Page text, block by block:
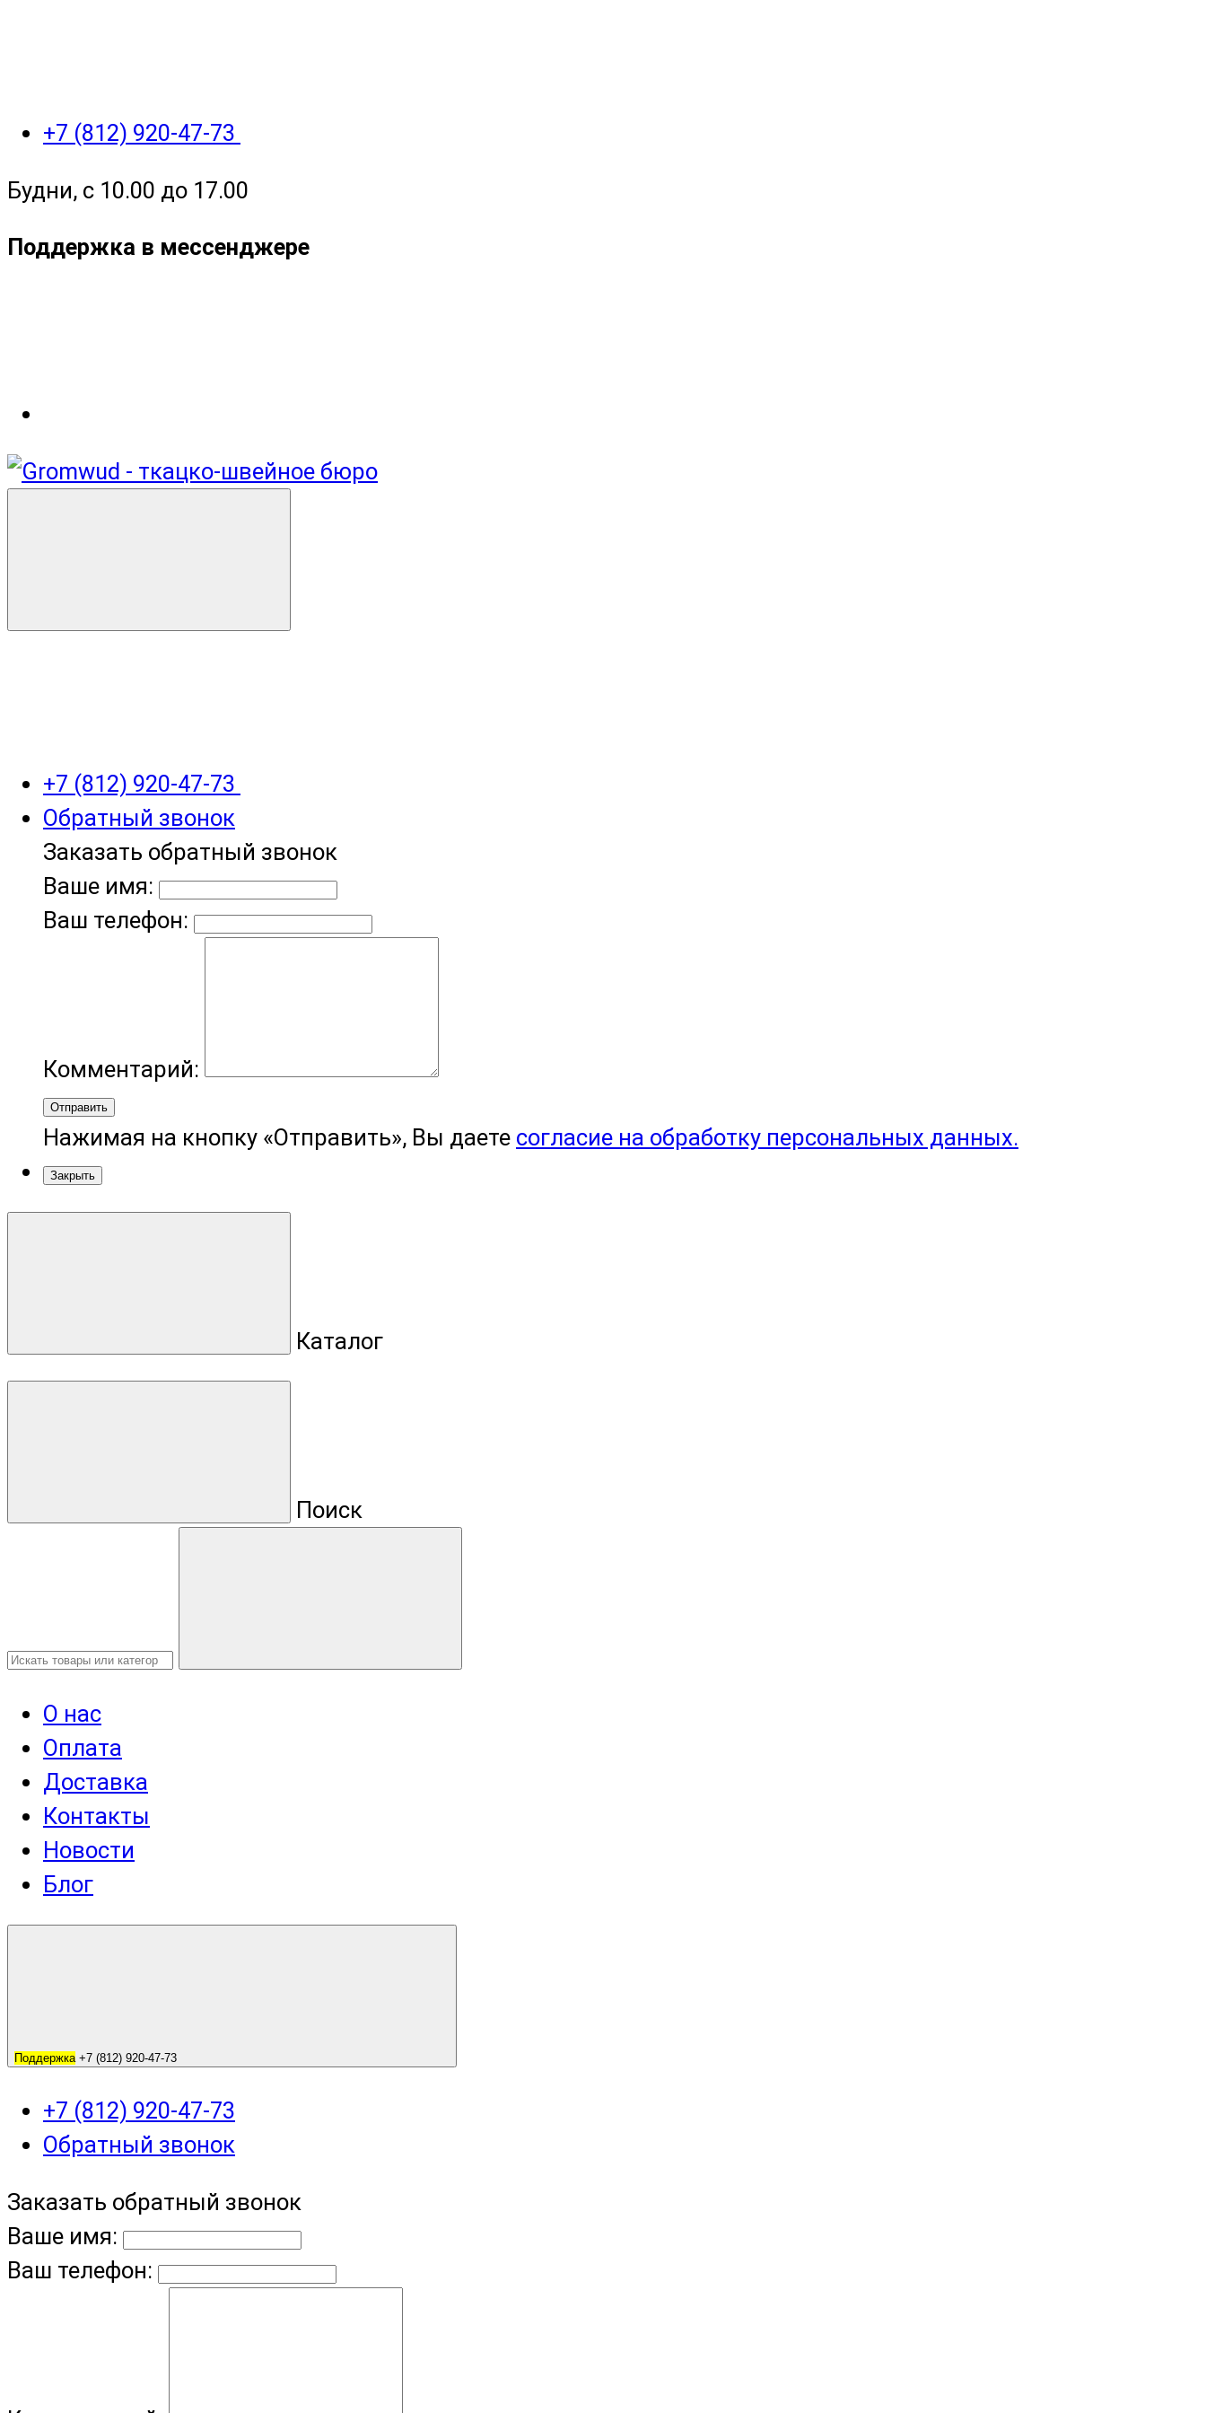
+7 (812) 920-47-73
Будни, с 10.00 до 17.00
Поддержка в мессенджере
+7 (812) 920-47-73
Обратный звонок
Заказать обратный звонок
Ваше имя:
Ваш телефон:
Комментарий:
Отправить
Нажимая на кнопку «Отправить», Вы даете согласие на обработку персональных данных.
Закрыть
Каталог
Поиск
О нас
Оплата
Доставка
Контакты
Новости
Блог
Поддержка +7 (812) 920-47-73
+7 (812) 920-47-73
Обратный звонок
Заказать обратный звонок
Ваше имя:
Ваш телефон: